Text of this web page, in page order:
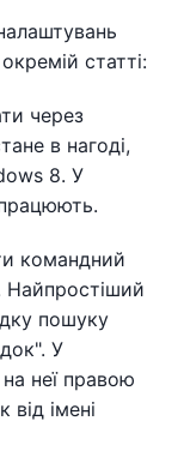
статті:
через
в нагоді,
8. У
командний
Найпростіший
пошуку
У
неї правою
імені